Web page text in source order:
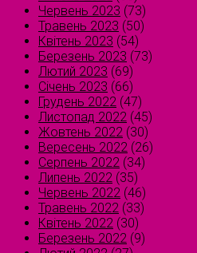
Червень 2023 (73)
Травень 2023 (50)
Квітень 2023 (54)
Березень 2023 (73)
Лютий 2023 (69)
Січень 2023 (66)
Грудень 2022 (47)
Листопад 2022 (45)
Жовтень 2022 (30)
Вересень 2022 (26)
Серпень 2022 (34)
Липень 2022 (35)
Червень 2022 (46)
Травень 2022 (33)
Квітень 2022 (30)
Березень 2022 (9)